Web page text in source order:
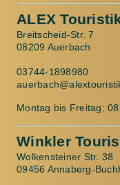
ALEX
Breitscheid-Str. 7
08209 Auerbach
03744-1898980
Montag bis Freitag:
Winkler
Wolkensteiner Str. 38
09456 Annaberg-